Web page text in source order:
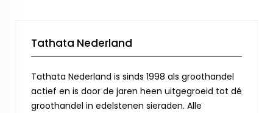
Tathata Nederland
Tathata Nederland is sinds 1998 als groothandel
actief en is door de jaren heen uitgegroeid tot dé
groothandel in edelstenen sieraden. Alle